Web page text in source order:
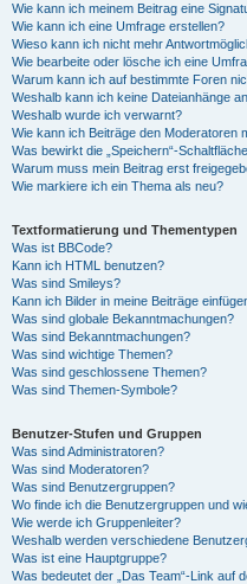
Wie kann ich meinem Beitrag eine
Wie kann ich eine Umfrage erstellen?
Wieso kann ich nicht mehr
Wie bearbeite oder lösche ich eine
Warum kann ich auf bestimmte Foren
Weshalb kann ich keine Dateianhänge
Weshalb wurde ich verwarnt?
Wie kann ich Beiträge den Moderatoren
Was bewirkt die „Speichern“-
Warum muss mein Beitrag erst
Wie markiere ich ein Thema als neu?
Textformatierung und Thementypen
Was ist BBCode?
Kann ich HTML benutzen?
Was sind Smileys?
Kann ich Bilder in meine Beiträge
Was sind globale Bekanntmachungen?
Was sind Bekanntmachungen?
Was sind wichtige Themen?
Was sind geschlossene Themen?
Was sind Themen-Symbole?
Benutzer-Stufen und Gruppen
Was sind Administratoren?
Was sind Moderatoren?
Was sind Benutzergruppen?
Wo finde ich die Benutzergruppen und
Wie werde ich Gruppenleiter?
Weshalb werden verschiedene
Was ist eine Hauptgruppe?
Was bedeutet der „Das Team“-Link auf